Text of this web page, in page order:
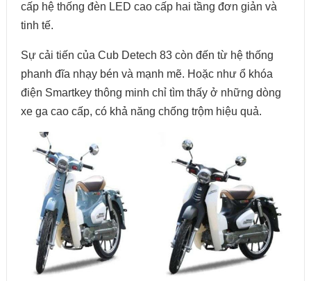
cấp hệ thống đèn LED cao cấp hai tầng đơn giản và
tinh tế.
Sự cải tiến của Cub Detech 83 còn đến từ hệ thống
phanh đĩa nhạy bén và mạnh mẽ. Hoặc như ổ khóa
điện Smartkey thông minh chỉ tìm thấy ở những dòng
xe ga cao cấp, có khả năng chống trộm hiệu quả.